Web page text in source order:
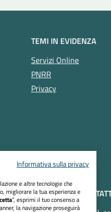
TEMI IN EVIDENZA
Servizi Online
PNRR
Privacy
Informativa sulla privacy
e altre tecnologie che
migliorare la tua esperienza e
”, esprimi il tuo consenso a
la navigazione proseguirà